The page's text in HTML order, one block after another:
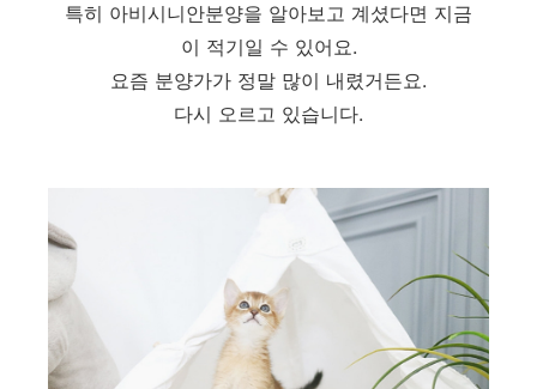
특히 아비시니안분양을 알아보고 계셨다면 지금
이 적기일 수 있어요.
요즘 분양가가 정말 많이 내렸거든요.
다시 오르고 있습니다.